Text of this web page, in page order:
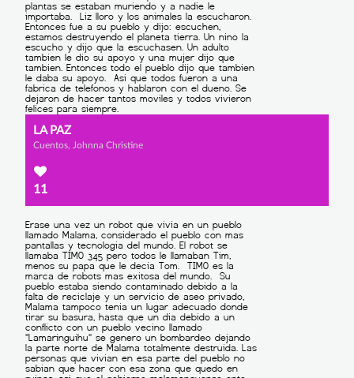
LA PAZ
Cuentos, Johnna Christine
11